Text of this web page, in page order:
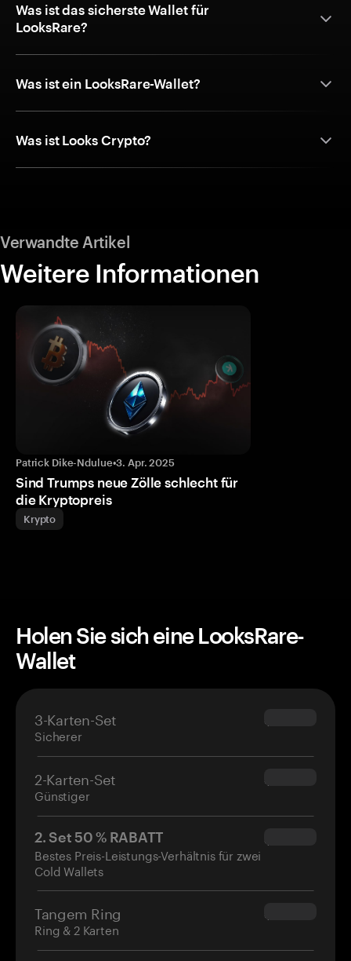
Was ist das sicherste Wallet für
LooksRare?
Was ist ein LooksRare-Wallet?
Was ist Looks Crypto?
Verwandte Artikel
Weitere Informationen
Patrick Dike-Ndulue•3. Apr. 2025
Sind Trumps neue Zölle schlecht für
die Kryptopreis
Krypto
Holen Sie sich eine LooksRare-
Wallet
3-Karten-Set
Sicherer
$69.90
2-Karten-Set
Günstiger
$54.90
2. Set 50 % RABATT
Bestes Preis-Leistungs-Verhältnis für zwei
Cold Wallets
$34.95
Tangem Ring
Ring & 2 Karten
$160.00